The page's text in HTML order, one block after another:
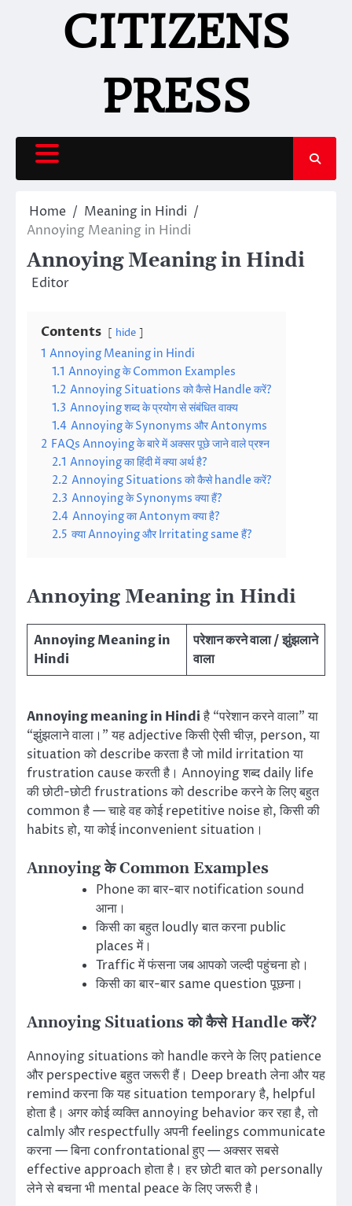
CITIZENS
PRESS
Home
Meaning in Hindi
Annoying Meaning in Hindi
Annoying Meaning in Hindi
Editor
Contents hide
1 Annoying Meaning in Hindi
1.1 Annoying के Common Examples
1.2 Annoying Situations को कैसे Handle करें?
1.3 Annoying शब्द के प्रयोग से संबंधित वाक्य
1.4 Annoying के Synonyms और Antonyms
2 FAQs Annoying के बारे में अक्सर पूछे जाने वाले प्रश्न
2.1 Annoying का हिंदी में क्या अर्थ है?
2.2 Annoying Situations को कैसे handle करें?
2.3 Annoying के Synonyms क्या हैं?
2.4 Annoying का Antonym क्या है?
2.5 क्या Annoying और Irritating same हैं?
Annoying Meaning in Hindi
Annoying Meaning in
Hindi
परेशान करने वाला / झुंझलाने
वाला
Annoying meaning in Hindiहै “परेशान करने वाला” या
“झुंझलाने वाला।” यह adjective किसी ऐसी चीज़, person, या
situation को describe करता है जो mild irritation या
frustration cause करती है। Annoying शब्द daily life
की छोटी-छोटी frustrations को describe करने के लिए बहुत
common है — चाहे वह कोई repetitive noise हो, किसी की
habits हो, या कोई inconvenient situation।
Annoying के Common Examples
Phone का बार-बार notification sound
आना।
किसी का बहुत loudly बात करना public
places में।
Traffic में फंसना जब आपको जल्दी पहुंचना हो।
किसी का बार-बार same question पूछना।
Annoying Situations को कैसे Handle करें?
Annoying situations को handle करने के लिए patience
और perspective बहुत जरूरी हैं। Deep breath लेना और यह
remind करना कि यह situation temporary है, helpful
होता है। अगर कोई व्यक्ति annoying behavior कर रहा है, तो
calmly और respectfully अपनी feelings communicate
करना — बिना confrontational हुए — अक्सर सबसे
effective approach होता है। हर छोटी बात को personally
लेने से बचना भी mental peace के लिए जरूरी है।